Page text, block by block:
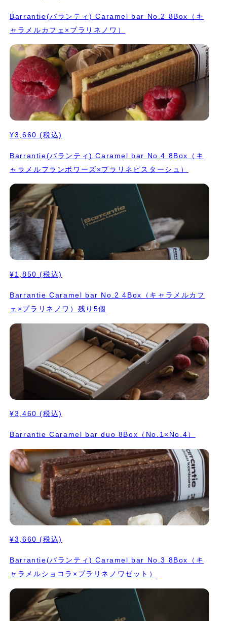
Barrantie(バランティ) Caramel bar No.2 8Box（キ
ャラメルカフェ×プラリネノワ）
¥3,660 (税込)
Barrantie(バランティ) Caramel bar No.4 8Box（キ
ャラメルフランボワーズ×プラリネピスターシュ）
¥1,850 (税込)
Barrantie Caramel bar No.2 4Box（キャラメルカフ
ェ×プラリネノワ）残り5個
¥3,460 (税込)
Barrantie Caramel bar duo 8Box（No.1×No.4）
¥3,660 (税込)
Barrantie(バランティ) Caramel bar No.3 8Box（キ
ャラメルショコラ×プラリネノワゼット）